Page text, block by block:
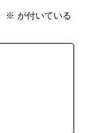
※ が付いている